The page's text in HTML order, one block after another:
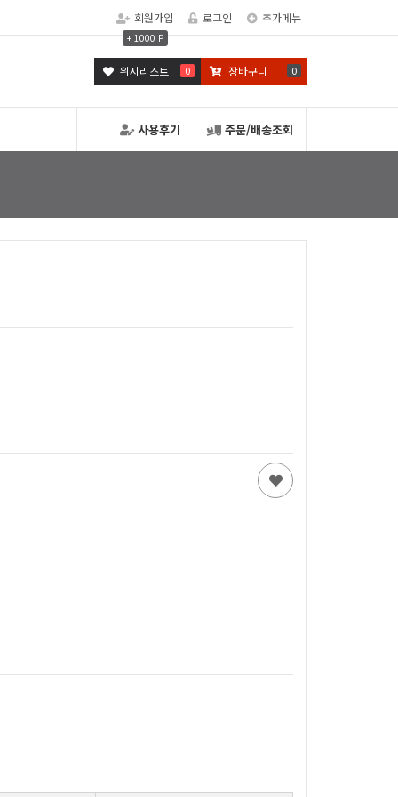
회원가입
+ 1000 P
로그인 추가메뉴
위시리스트 0 장바구니 0
주문/배송조회
사용후기